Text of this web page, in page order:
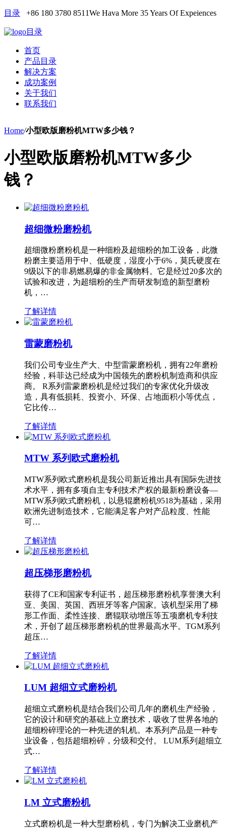
目录 +86 180 3780 8511We Hava More 35 Years Of Expeiences
目录
首页
产品目录
解决方案
成功案例
关于我们
联系我们
Home/小型欧版磨粉机MTW多少钱？
小型欧版磨粉机MTW多少
钱？
超细微粉磨粉机
超细微粉磨粉机是一种细粉及超细粉的加工设备，此微
粉磨主要适用于中、低硬度，湿度小于6%，莫氏硬度在
9级以下的非易燃易爆的非金属物料。它是经过20多次的
试验和改进，为超细粉的生产而研发制造的新型磨粉
机，…
了解详情
雷蒙磨粉机
我们公司专业生产大、中型雷蒙磨粉机，拥有22年磨粉
经验，科菲达已经成为中国领先的磨粉机制造商和供应
商。 R系列雷蒙磨粉机是经过我们的专家优化升级改
造，具有低损耗、投资小、环保、占地面积小等优点，
它比传…
了解详情
MTW 系列欧式磨粉机
MTW系列欧式磨粉机是我公司新近推出具有国际先进技
术水平，拥有多项自主专利技术产权的最新粉磨设备—
MTW系列欧式磨粉机，以悬辊磨粉机9518为基础，采用
欧洲先进制造技术，它能满足客户对产品粒度、性能
可…
了解详情
超压梯形磨粉机
获得了CE和国家专利证书，超压梯形磨粉机享誉澳大利
亚、美国、英国、西班牙等客户国家。该机型采用了梯
形工作面、柔性连接、磨辊联动增压等五项磨机专利技
术，开创了超压梯形磨粉机的世界最高水平。TGM系列
超压…
了解详情
LUM 超细立式磨粉机
超细立式磨粉机是结合我们公司几年的磨机生产经验，
它的设计和研究的基础上立磨技术，吸收了世界各地的
超细粉碎理论的一种先进的轧机。本系列产品是一种专
业设备，包括超细粉碎，分级和交付。 LUM系列超细立
式…
了解详情
LM 立式磨粉机
立式磨粉机是一种大型磨粉机，专门为解决工业磨机产